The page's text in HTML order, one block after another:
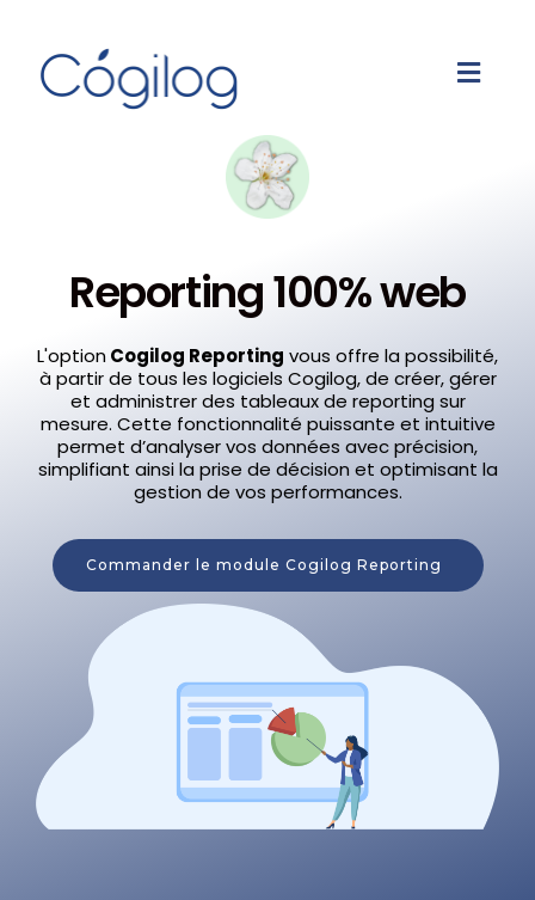
Reporting 100% web
L'optionCogilog Reporting vous offre la possibilité,
à partir de tous les logiciels Cogilog, de créer, gérer
et administrer des tableaux de reporting sur
mesure. Cette fonctionnalité puissante et intuitive
permet d’analyser vos données avec précision,
simplifiant ainsi la prise de décision et optimisant la
gestion de vos performances.
Commander le module Cogilog Reporting